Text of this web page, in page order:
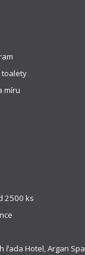
toalety
míru
2500 ks
řada Hotel, Argan Spa